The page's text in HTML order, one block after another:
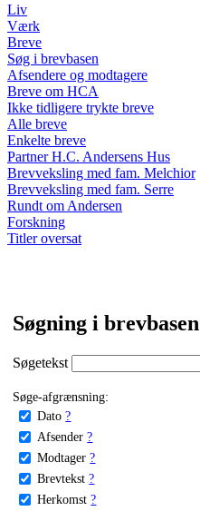
Liv
Værk
Breve
Søg i brevbasen
Afsendere og modtagere
Breve om HCA
Ikke tidligere trykte breve
Alle breve
Enkelte breve
Partner H.C. Andersens Hus
Brevveksling med fam. Melchior
Brevveksling med fam. Serre
Rundt om Andersen
Forskning
Titler oversat
Søgning i brevbasen
Søgetekst
Søge-afgrænsning:
Dato ?
Afsender ?
Modtager ?
Brevtekst ?
Herkomst ?